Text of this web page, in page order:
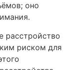
оно
расстройство
риском для